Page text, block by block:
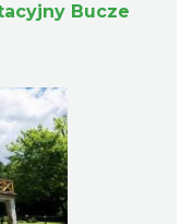
Bucze